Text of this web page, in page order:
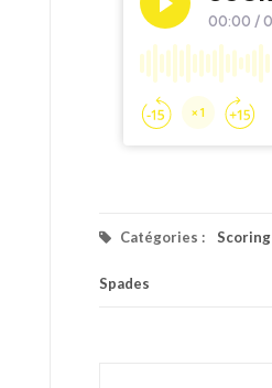
Catégories : Scoring
Spades